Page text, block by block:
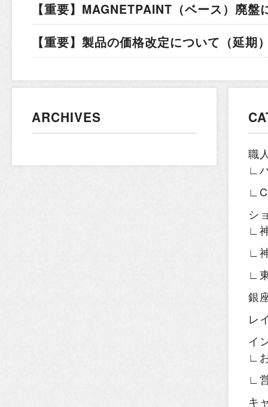
【重要】MAGNETPAINT（ベース）廃
【重要】製品の価格改定について（延期
ARCHIVES
職
∟
シ
∟
∟
∟
銀
レ
イ
∟
∟
キ